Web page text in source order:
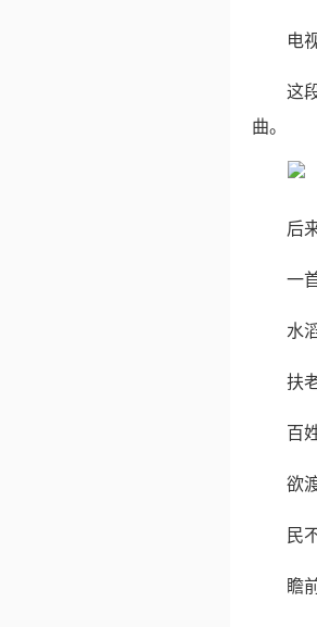
电
这
曲。
后
一
水
扶
百
欲
民
瞻